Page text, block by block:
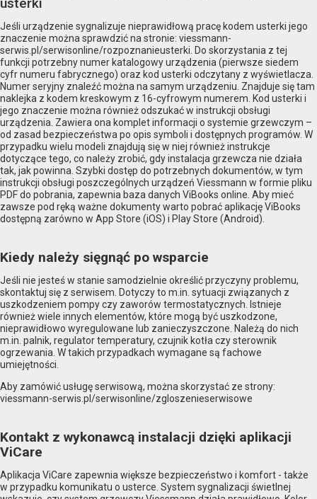
Jeśli urządzenie sygnalizuje nieprawidłową pracę kodem usterki jego
znaczenie można sprawdzić na stronie: viessmann-
serwis.pl/serwisonline/rozpoznanieusterki. Do skorzystania z tej
funkcji potrzebny numer katalogowy urządzenia (pierwsze siedem
cyfr numeru fabrycznego) oraz kod usterki odczytany z wyświetlacza.
Numer seryjny znaleźć można na samym urządzeniu. Znajduje się tam
naklejka z kodem kreskowym z 16-cyfrowym numerem. Kod usterki i
jego znaczenie można również odszukać w instrukcji obsługi
urządzenia. Zawiera ona komplet informacji o systemie grzewczym –
od zasad bezpieczeństwa po opis symboli i dostępnych programów. W
przypadku wielu modeli znajdują się w niej również instrukcje
dotyczące tego, co należy zrobić, gdy instalacja grzewcza nie działa
tak, jak powinna. Szybki dostęp do potrzebnych dokumentów, w tym
instrukcji obsługi poszczególnych urządzeń Viessmann w formie pliku
PDF do pobrania, zapewnia baza danych ViBooks online. Aby mieć
zawsze pod ręką ważne dokumenty warto pobrać aplikację ViBooks
dostępną zarówno w App Store (iOS) i Play Store (Android).
Kiedy należy sięgnąć po wsparcie
Jeśli nie jesteś w stanie samodzielnie określić przyczyny problemu,
skontaktuj się z serwisem. Dotyczy to m.in. sytuacji związanych z
uszkodzeniem pompy czy zaworów termostatycznych. Istnieje
również wiele innych elementów, które mogą być uszkodzone,
nieprawidłowo wyregulowane lub zanieczyszczone. Należą do nich
m.in. palnik, regulator temperatury, czujnik kotła czy sterownik
ogrzewania. W takich przypadkach wymagane są fachowe
umiejętności.
Aby zamówić usługę serwisową, można skorzystać ze strony:
viessmann-serwis.pl/serwisonline/zgloszenieserwisowe
Kontakt z wykonawcą instalacji dzięki aplikacji
ViCare
Aplikacja ViCare zapewnia większe bezpieczeństwo i komfort - także
w przypadku komunikatu o usterce. System sygnalizacji świetlnej